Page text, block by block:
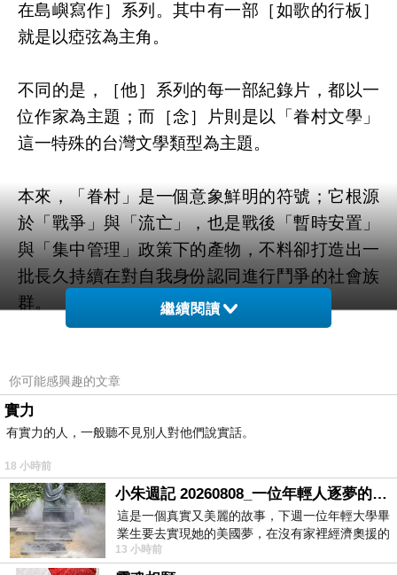
在島嶼寫作］系列。其中有一部［如歌的行板］
就是以瘂弦為主角。
不同的是，［他］系列的每一部紀錄片，都以一
位作家為主題；而［念］片則是以「眷村文學」
這一特殊的台灣文學類型為主題。
本來，「眷村」是一個意象鮮明的符號；它根源
於「戰爭」與「流亡」，也是戰後「暫時安置」
與「集中管理」政策下的產物，不料卻打造出一
批長久持續在對自我身份認同進行鬥爭的社會族
群。
到台灣的政經社會文化等所有場域。即使今日，
大部分的眷村都已拆除改建為大樓，「眷村」仍
活在人們的現實印象中，而非僅是歷史記憶。
［念］片的敘事手法很巧妙地平衡了台灣社會早
年的兩極意識形態；卻又能夠不失客觀地忠實呈
現當年台灣民間社會對於「眷村」的複雜情緒。
繼續閱讀
你可能感興趣的文章
實力
有實力的人，一般聽不見別人對他們說實話。
18 小時前
小朱週記 20260808_一位年輕人逐夢的真實故事
這是一個真實又美麗的故事，下週一位年輕大學畢
業生要去實現她的美國夢，在沒有家裡經濟奧援的
情況下，靠著自我努力工作累積出國基
13 小時前